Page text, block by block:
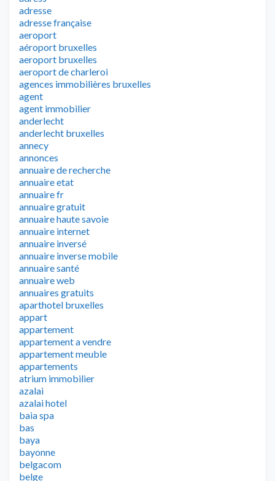
adresse
adresse française
aeroport
aéroport bruxelles
aeroport bruxelles
aeroport de charleroi
agences immobilières bruxelles
agent
agent immobilier
anderlecht
anderlecht bruxelles
annecy
annonces
annuaire de recherche
annuaire etat
annuaire fr
annuaire gratuit
annuaire haute savoie
annuaire internet
annuaire inversé
annuaire inverse mobile
annuaire santé
annuaire web
annuaires gratuits
aparthotel bruxelles
appart
appartement
appartement a vendre
appartement meuble
appartements
atrium immobilier
azalai
azalai hotel
baia spa
bas
baya
bayonne
belgacom
belge